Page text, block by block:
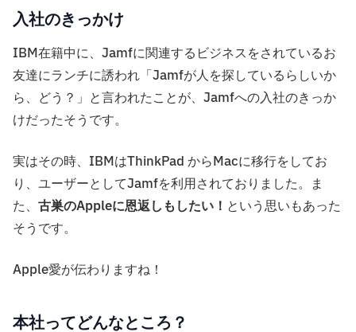
入社のきっかけ
IBM在籍中に、Jamfに関連するビジネスをされているお
友達にランチに誘われ「Jamfが人を探しているらしいか
ら、どう？」と言われたことが、Jamfへの入社のきっか
けだったそうです。
実はその時、IBMはThinkPad からMacに移行をしてお
り、ユーザーとしてJamfを利用されておりました。ま
た、 古巣のAppleに恩返しもしたい！ という思いもあった
そうです。
Apple愛が伝わりますね！
本社ってどんなところ？